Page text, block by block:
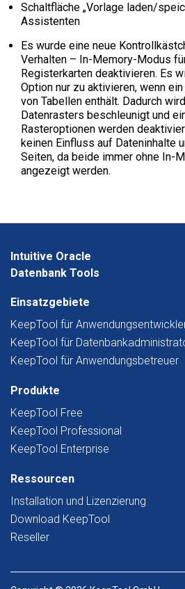
Schaltfläche „Vorlage laden/
Assistenten
Es wurde eine neue
Verhalten – In-Memory-Modus
Registerkarten deaktivieren. Es
Option nur zu aktivieren, wenn
von Tabellen enthält. Dadurch
Datenrasters beschleunigt und
Rasteroptionen werden
keinen Einfluss auf Dateninhalte
Seiten, da beide immer ohne In-
angezeigt werden.
Intuitive Oracle
Datenbank Tools
Einsatzgebiete
KeepTool für
KeepTool für
KeepTool für Anwendungsbetreuer
Produkte
KeepTool Free
KeepTool Professional
KeepTool Enterprise
Ressourcen
Installation und Lizenzierung
Download KeepTool
Reseller